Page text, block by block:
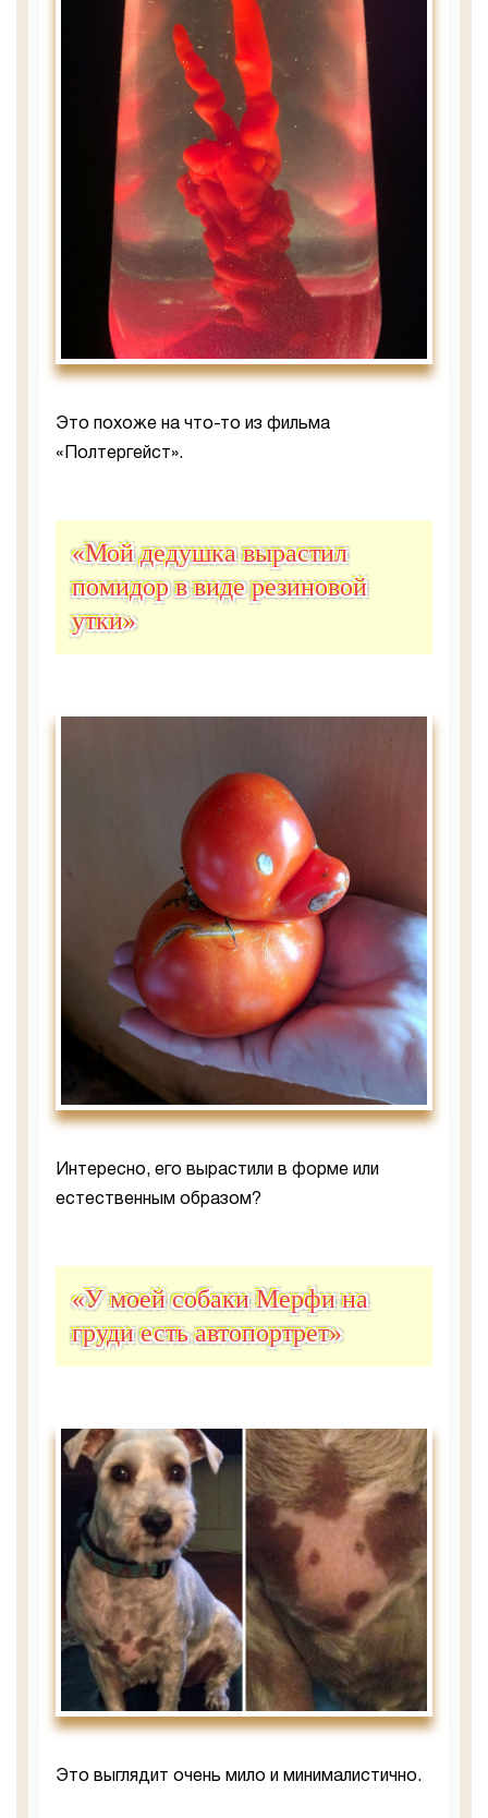
Это похоже на что-то из фильма
«Полтергейст».
«Мой дедушка вырастил
помидор в виде резиновой
утки»
Интересно, его вырастили в форме или
естественным образом?
«У моей собаки Мерфи на
груди есть автопортрет»
Это выглядит очень мило и минималистично.